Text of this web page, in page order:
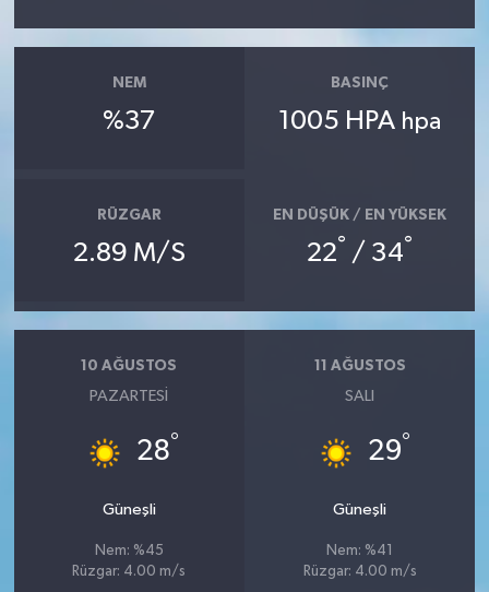
NEM
%37
BASINÇ
1005 HPA hpa
RÜZGAR
2.89 M/S
EN DÜŞÜK / EN YÜKSEK
22° / 34°
10 AĞUSTOS
PAZARTESI
28°
Güneşli
Nem: %45
Rüzgar: 4.00 m/s
11 AĞUSTOS
SALI
29°
Güneşli
Nem: %41
Rüzgar: 4.00 m/s